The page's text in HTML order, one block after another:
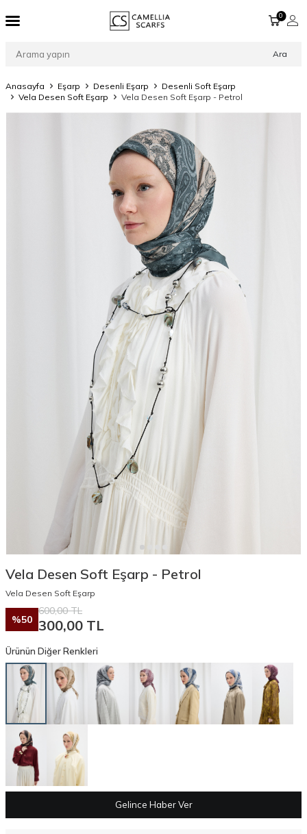
Ara
0
Anasayfa Eşarp Desenli Eşarp
Desenli Soft Eşarp
Vela Desen Soft Eşarp
Vela Desen Soft Eşarp - Petrol
Vela Desen Soft Eşarp - Petrol
Vela Desen Soft Eşarp
%50
600,00TL
300,00 TL
Ürünün Diğer Renkleri
Gelince Haber Ver